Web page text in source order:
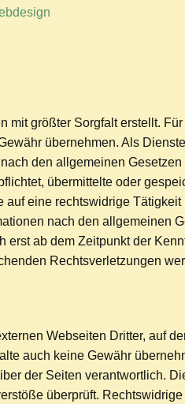
mit größter Sorgfalt erstellt.
übernehmen. Als
den allgemeinen
übermittelte oder
auf eine rechtswidrige
nach den allgemeinen
erst ab dem Zeitpunkt der
Rechtsverletzungen
Webseiten Dritter, auf
auch keine Gewähr
der Seiten verantwortlich.
überprüft.